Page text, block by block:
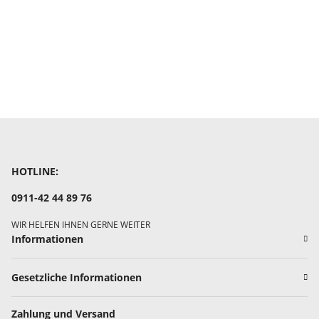
HOTLINE:
0911-42 44 89 76
WIR HELFEN IHNEN GERNE WEITER
Informationen
Gesetzliche Informationen
Zahlung und Versand